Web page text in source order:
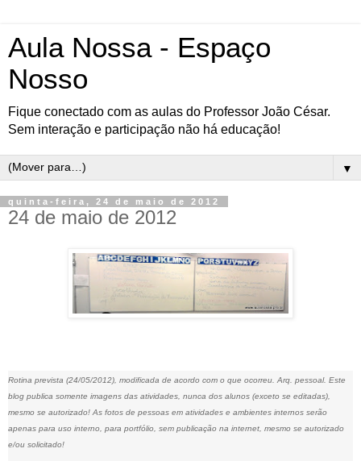
Aula Nossa - Espaço
Nosso
Fique conectado com as aulas do Professor João César.
Sem interação e participação não há educação!
▼
quinta-feira, 24 de maio de 2012
24 de maio de 2012
Rotina prevista (24/05/2012), modificada de acordo com o que ocorreu. Arq. pessoal. Este
blog publica somente imagens das atividades, nunca dos alunos (exceto se editadas),
mesmo se autorizado! As fotos de pessoas em atividades e ambientes internos serão
apenas para uso interno, para portfólio, sem publicação na internet, mesmo se autorizado
e/ou solicitado!